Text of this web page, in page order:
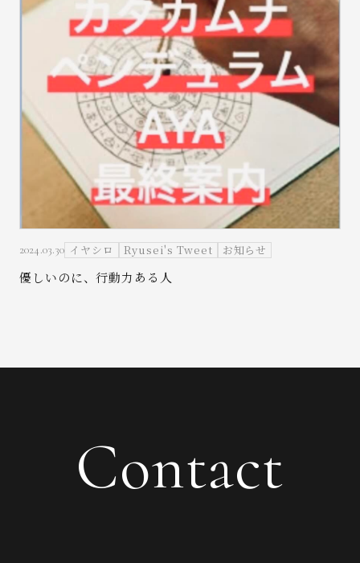
2024.03.30 イヤシロ Ryusei's Tweet お知らせ
優しいのに、行動力ある人
Contact